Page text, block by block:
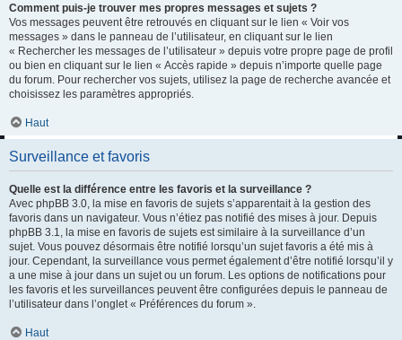
Comment puis-je trouver mes propres messages et sujets ?
Vos messages peuvent être retrouvés en cliquant sur le lien « Voir vos
messages » dans le panneau de l’utilisateur, en cliquant sur le lien
« Rechercher les messages de l’utilisateur » depuis votre propre page de profil
ou bien en cliquant sur le lien « Accès rapide » depuis n’importe quelle page
du forum. Pour rechercher vos sujets, utilisez la page de recherche avancée et
choisissez les paramètres appropriés.
Haut
Surveillance et favoris
Quelle est la différence entre les favoris et la surveillance ?
Avec phpBB 3.0, la mise en favoris de sujets s’apparentait à la gestion des
favoris dans un navigateur. Vous n’étiez pas notifié des mises à jour. Depuis
phpBB 3.1, la mise en favoris de sujets est similaire à la surveillance d’un
sujet. Vous pouvez désormais être notifié lorsqu’un sujet favoris a été mis à
jour. Cependant, la surveillance vous permet également d’être notifié lorsqu’il y
a une mise à jour dans un sujet ou un forum. Les options de notifications pour
les favoris et les surveillances peuvent être configurées depuis le panneau de
l’utilisateur dans l’onglet « Préférences du forum ».
Haut